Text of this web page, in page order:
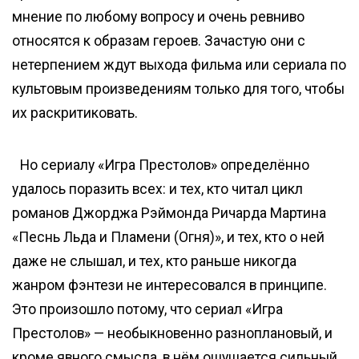
мнение по любому вопросу и очень ревниво
относятся к образам героев. Зачастую они с
нетерпением ждут выхода фильма или сериала по
культовым произведениям только для того, чтобы
их раскритиковать.
Но сериалу «Игра Престолов» определённо
удалось поразить всех: и тех, кто читал цикл
романов Джорджа Рэймонда Ричарда Мартина
«Песнь Льда и Пламени (Огня)», и тех, кто о ней
даже не слышал, и тех, кто раньше никогда
жанром фэнтези не интересовался в принципе.
Это произошло потому, что сериал «Игра
Престолов» — необыкновенно разноплановый, и